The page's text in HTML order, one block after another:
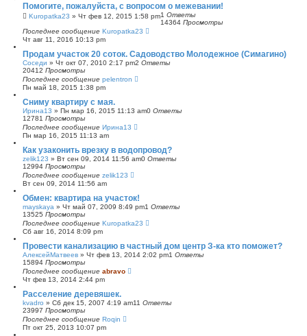
Помогите, пожалуйста, с вопросом о межевании!
Kuropatka23 » Чт фев 12, 2015 1:58 pm1 Ответы
14364 Просмотры
Последнее сообщение Kuropatka23
Чт авг 11, 2016 10:13 pm
Продам участок 20 соток. Садоводство Молодежное (Симагино)
Соседи » Чт окт 07, 2010 2:17 pm2 Ответы
20412 Просмотры
Последнее сообщение pelentron
Пн май 18, 2015 1:38 pm
Сниму квартиру с мая.
Ирина13 » Пн мар 16, 2015 11:13 am0 Ответы
12781 Просмотры
Последнее сообщение Ирина13
Пн мар 16, 2015 11:13 am
Как узаконить врезку в водопровод?
zelik123 » Вт сен 09, 2014 11:56 am0 Ответы
12994 Просмотры
Последнее сообщение zelik123
Вт сен 09, 2014 11:56 am
Обмен: квартира на участок!
mayskaya » Чт май 07, 2009 8:49 pm1 Ответы
13525 Просмотры
Последнее сообщение Kuropatka23
Сб авг 16, 2014 8:09 pm
Провести канализацию в частный дом центр З-ка кто поможет?
АлексейМатвеев » Чт фев 13, 2014 2:02 pm1 Ответы
15894 Просмотры
Последнее сообщение abravo
Чт фев 13, 2014 2:44 pm
Расселение деревяшек.
kvadro » Сб дек 15, 2007 4:19 am11 Ответы
23997 Просмотры
Последнее сообщение Roqin
Пт окт 25, 2013 10:07 pm